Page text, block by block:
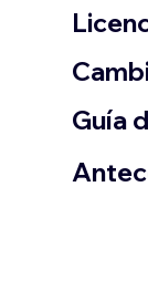
Guía